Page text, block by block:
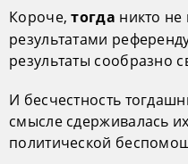
Короче,тогда никто не
результатами
результаты сообразно
И бесчестность
смысле сдерживалась
политической